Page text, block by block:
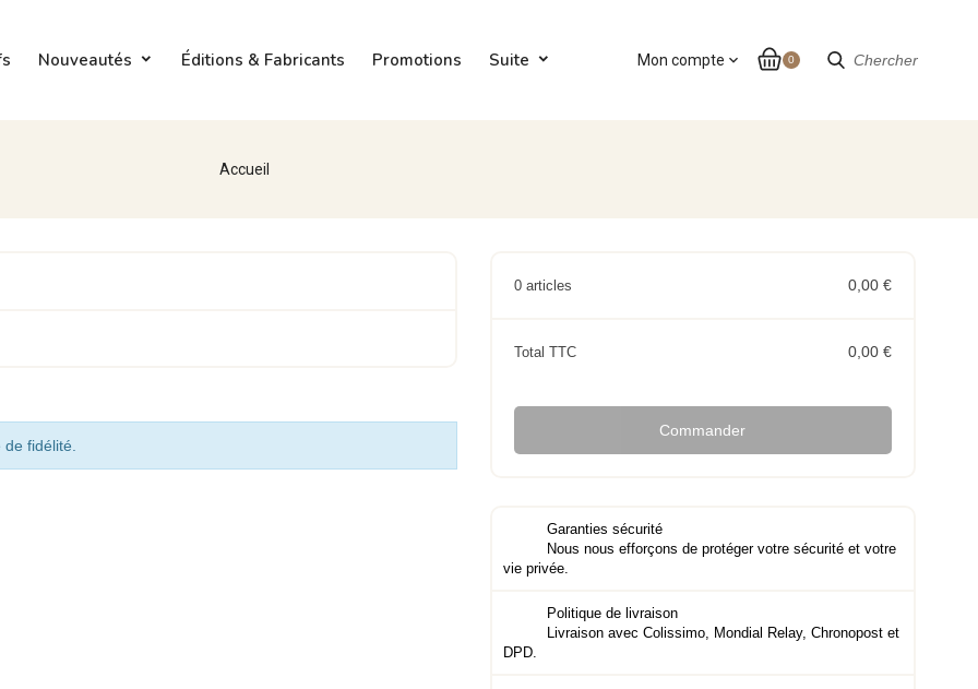
Chercher
Nouveautés Éditions & Fabricants Promotions Suite 0
Mon compte expand_more
Accueil
fidélité.
0 articles 0,00 €
Total TTC 0,00 €
Commander
Garanties sécurité
Nous nous efforçons de protéger votre sécurité et votre
vie privée.
Politique de livraison
Livraison avec Colissimo, Mondial Relay, Chronopost et
DPD.